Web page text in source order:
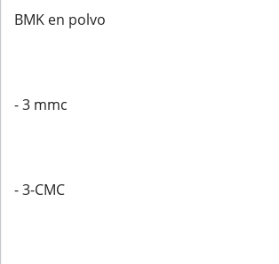
BMK en polvo
- 3 mmc
- 3-CMC